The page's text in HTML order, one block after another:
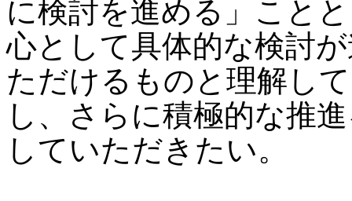
に検討を進める」こと
心として具体的な検討
ただけるものと理解し
し、さらに積極的な推
していただきたい。